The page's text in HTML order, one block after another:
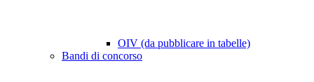
OIV (da pubblicare in tabelle)
Bandi di concorso